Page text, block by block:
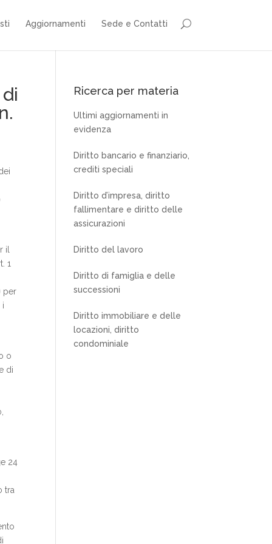
Aggiornamenti Sede e Contatti
il
1
per
i
o
di
24
tra
Ricerca per materia
Ultimi aggiornamenti in
evidenza
Diritto bancario e finanziario,
crediti speciali
Diritto d’impresa, diritto
fallimentare e diritto delle
assicurazioni
Diritto del lavoro
Diritto di famiglia e delle
successioni
Diritto immobiliare e delle
locazioni, diritto
condominiale